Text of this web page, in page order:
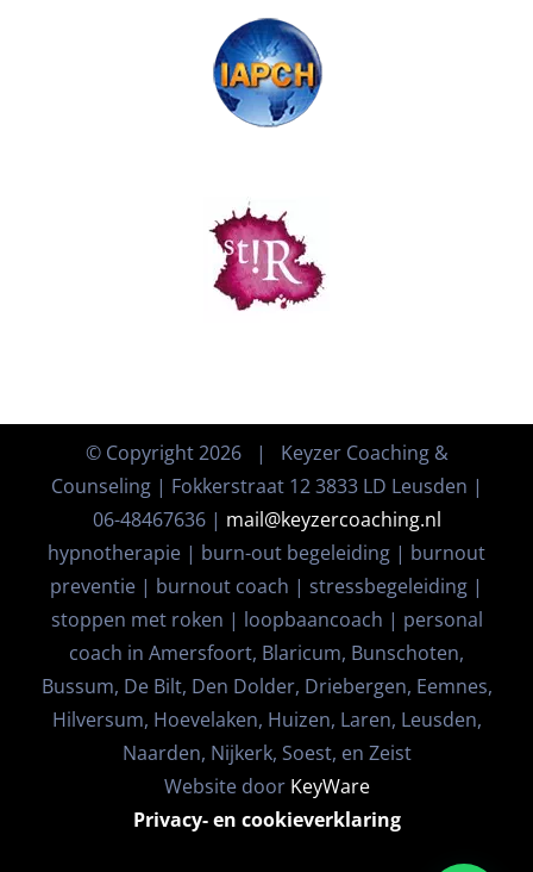
© Copyright2026 | Keyzer Coaching &
Counseling | Fokkerstraat 12 3833 LD Leusden |
06-48467636 | mail@keyzercoaching.nl
hypnotherapie | burn-out begeleiding | burnout
preventie | burnout coach | stressbegeleiding |
stoppen met roken | loopbaancoach | personal
coach in Amersfoort, Blaricum, Bunschoten,
Bussum, De Bilt, Den Dolder, Driebergen, Eemnes,
Hilversum, Hoevelaken, Huizen, Laren, Leusden,
Naarden, Nijkerk, Soest, en Zeist
Website door KeyWare
Privacy- en cookieverklaring